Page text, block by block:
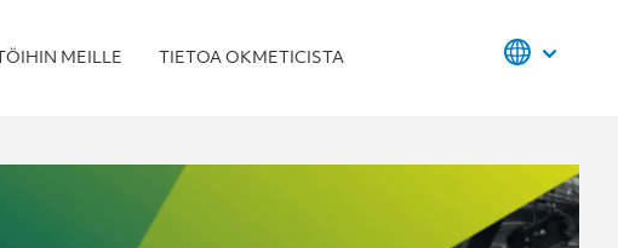
TÖIHIN MEILLE TIETOA OKMETICISTA